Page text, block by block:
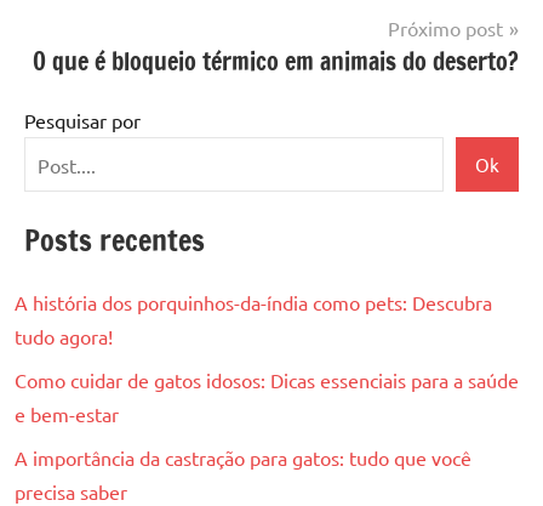
Próximo post
O que é bloqueio térmico em animais do deserto?
Pesquisar por
Ok
Posts recentes
A história dos porquinhos-da-índia como pets: Descubra
tudo agora!
Como cuidar de gatos idosos: Dicas essenciais para a saúde
e bem-estar
A importância da castração para gatos: tudo que você
precisa saber